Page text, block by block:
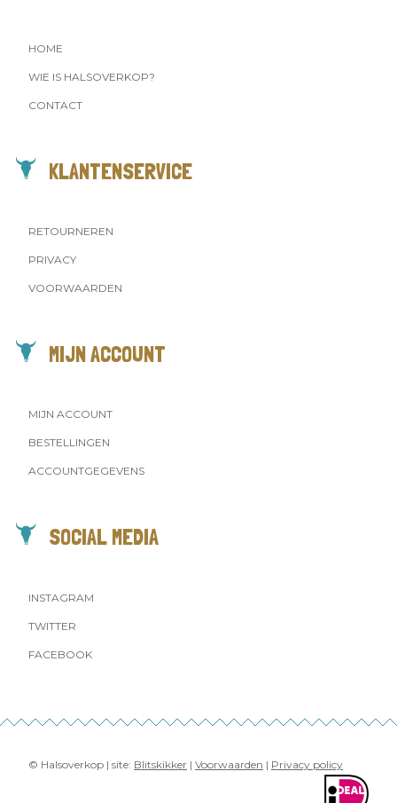
HOME
WIE IS HALSOVERKOP?
CONTACT
KLANTENSERVICE
RETOURNEREN
PRIVACY
VOORWAARDEN
MIJN ACCOUNT
MIJN ACCOUNT
BESTELLINGEN
ACCOUNTGEGEVENS
SOCIAL MEDIA
INSTAGRAM
TWITTER
FACEBOOK
© Halsoverkop | site: Blitskikker | Voorwaarden | Privacy policy